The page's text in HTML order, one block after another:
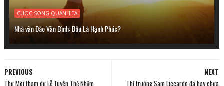
CUOC-SONG-QUANH-TA
Nhà văn Đào Văn Bình: Đâu Là Hạnh Phúc?
NEXT
Thị trưởng Sam Liccardo đã hay chưa
PREVIOUS
Thư Mời tham dự Lễ Tuyên Thệ Nhậm